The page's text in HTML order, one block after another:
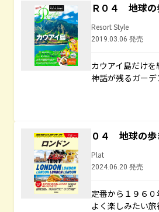
Ｒ０４ 地球
Resort Style
2019.03.06 発売
カウアイ島だけ
神話が残るガー
０４ 地球の
Plat
2024.06.20 発売
定番から１９６
よく楽しみたい旅